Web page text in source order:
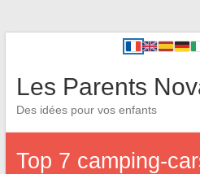
Les Parents
Des idées pour vos enfants
Top 7 camping-